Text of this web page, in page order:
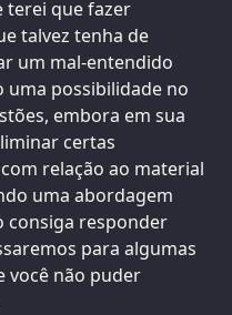
terei que fazer
talvez tenha de
um mal-entendido
uma possibilidade no
embora em sua
certas
relação ao material
uma abordagem
consiga responder
para algumas
você não puder